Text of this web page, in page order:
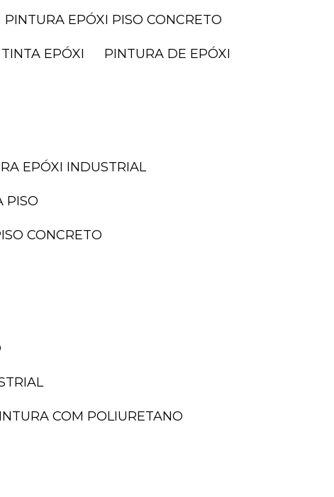
PINTURA EPÓXI PISO CONCRETO
TINTA EPÓXI PINTURA DE EPÓXI
EPÓXI INDUSTRIAL
PISO
CONCRETO
PINTURA COM POLIURETANO